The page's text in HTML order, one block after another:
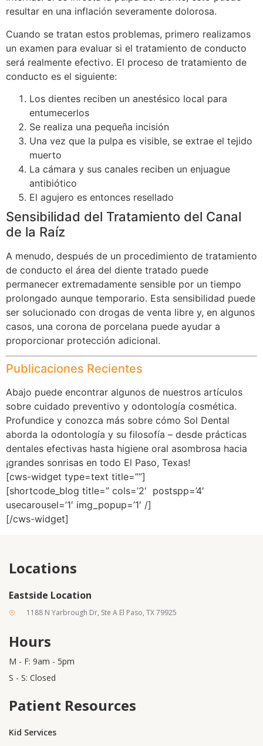
resultar en una inflación severamente dolorosa.
Cuando se tratan estos problemas, primero realizamos
un examen para evaluar si el tratamiento de conducto
será realmente efectivo. El proceso de tratamiento de
conducto es el siguiente:
Los dientes reciben un anestésico local para
entumecerlos
Se realiza una pequeña incisión
Una vez que la pulpa es visible, se extrae el tejido
muerto
La cámara y sus canales reciben un enjuague
antibiótico
El agujero es entonces resellado
Sensibilidad del Tratamiento del Canal
de la Raíz
A menudo, después de un procedimiento de tratamiento
de conducto el área del diente tratado puede
permanecer extremadamente sensible por un tiempo
prolongado aunque temporario. Esta sensibilidad puede
ser solucionado con drogas de venta libre y, en algunos
casos, una corona de porcelana puede ayudar a
proporcionar protección adicional.
Publicaciones Recientes
Abajo puede encontrar algunos de nuestros artículos
sobre cuidado preventivo y odontología cosmética.
Profundice y conozca más sobre cómo Sol Dental
aborda la odontología y su filosofía – desde prácticas
dentales efectivas hasta higiene oral asombrosa hacia
¡grandes sonrisas en todo El Paso, Texas!
[cws-widget type=text title=””]
[shortcode_blog title=” cols=’2′ postspp=’4′
usecarousel=’1′ img_popup=’1′ /]
[/cws-widget]
Locations
Eastside Location
1188 N Yarbrough Dr, Ste A El Paso, TX 79925
Hours
M - F: 9am - 5pm
S - S: Closed
Patient Resources
Kid Services